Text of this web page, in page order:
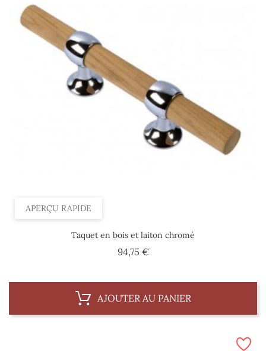
APERÇU RAPIDE
Taquet en bois et laiton chromé
94,75 €Prix
AJOUTER AU PANIER